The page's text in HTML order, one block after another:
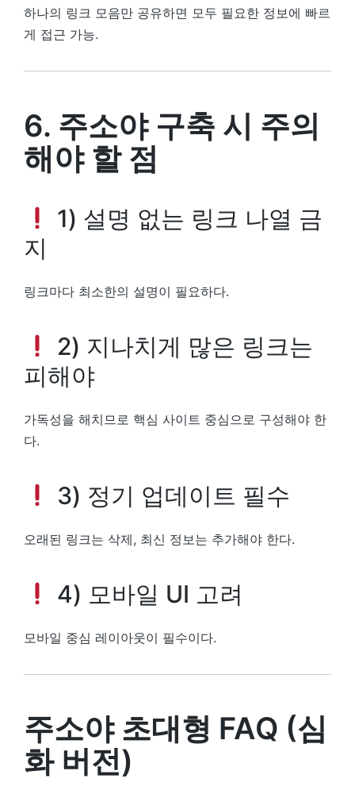
하나의 링크 모음만 공유하면 모두 필요한 정보에 빠르
게 접근 가능.
6. 주소야 구축 시 주의
해야 할 점
1) 설명 없는 링크 나열 금
지
링크마다 최소한의 설명이 필요하다.
2) 지나치게 많은 링크는
피해야
가독성을 해치므로 핵심 사이트 중심으로 구성해야 한
다.
3) 정기 업데이트 필수
오래된 링크는 삭제, 최신 정보는 추가해야 한다.
4) 모바일 UI 고려
모바일 중심 레이아웃이 필수이다.
주소야 초대형 FAQ (심
화 버전)